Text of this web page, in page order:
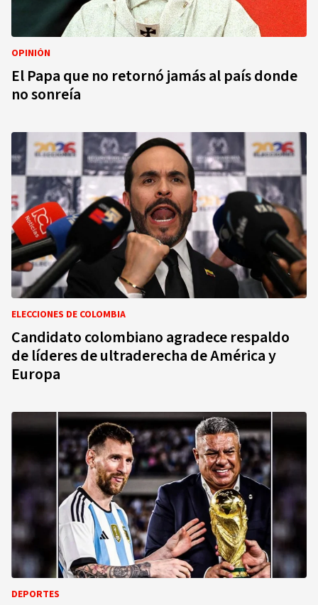
OPINIÓN
El Papa que no retornó jamás al país donde
no sonreía
ELECCIONES DE COLOMBIA
Candidato colombiano agradece respaldo
de líderes de ultraderecha de América y
Europa
DEPORTES